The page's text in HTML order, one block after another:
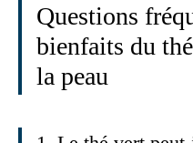
Questions
bienfaits du
la peau